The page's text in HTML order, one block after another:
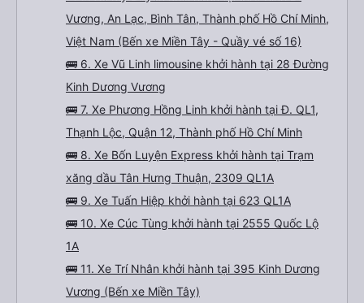
Vương, An Lạc, Bình Tân, Thành phố Hồ Chí Minh,
Việt Nam (Bến xe Miền Tây - Quầy vé số 16)
🚌 6. Xe Vũ Linh limousine khởi hành tại 28 Đường
Kinh Dương Vương
🚌 7. Xe Phương Hồng Linh khởi hành tại Đ. QL1,
Thạnh Lộc, Quận 12, Thành phố Hồ Chí Minh
🚌 8. Xe Bốn Luyện Express khởi hành tại Trạm
xăng dầu Tân Hưng Thuận, 2309 QL1A
🚌 9. Xe Tuấn Hiệp khởi hành tại 623 QL1A
🚌 10. Xe Cúc Tùng khởi hành tại 2555 Quốc Lộ
1A
🚌 11. Xe Trí Nhân khởi hành tại 395 Kinh Dương
Vương (Bến xe Miền Tây)